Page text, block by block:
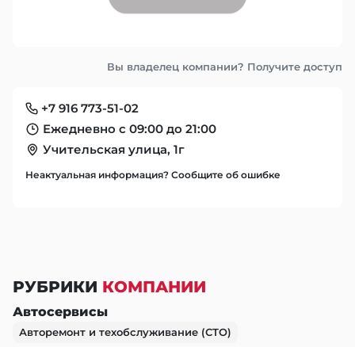
Вы владелец компании? Получите доступ
+7 916 773-51-02
Ежедневно с 09:00 до 21:00
Учительская улица, 1г
Неактуальная информация? Сообщите об ошибке
РУБРИКИ КОМПАНИИ
Автосервисы
Авторемонт и техобслуживание (СТО)